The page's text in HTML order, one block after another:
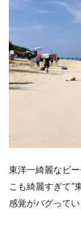
東洋一綺麗なビ
こも綺麗すぎて”
感覚がバグって